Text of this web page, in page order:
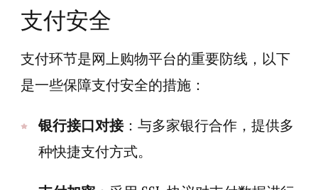
支付安全
支付环节是网上购物平台的重要防线，以下
是一些保障支付安全的措施：
银行接口对接：与多家银行合作，提供多
种快捷支付方式。